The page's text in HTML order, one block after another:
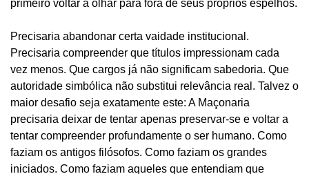
primeiro voltar a olhar para fora de seus próprios espelhos.
Precisaria abandonar certa vaidade institucional.
Precisaria compreender que títulos impressionam cada
vez menos. Que cargos já não significam sabedoria. Que
autoridade simbólica não substitui relevância real. Talvez o
maior desafio seja exatamente este: A Maçonaria
precisaria deixar de tentar apenas preservar-se e voltar a
tentar compreender profundamente o ser humano. Como
faziam os antigos filósofos. Como faziam os grandes
iniciados. Como faziam aqueles que entendiam que